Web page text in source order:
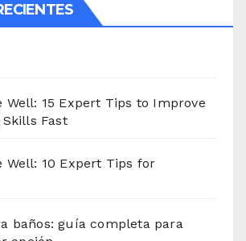
Well: 15 Expert Tips to Improve
Fast
Well: 10 Expert Tips for
baños: guía completa para